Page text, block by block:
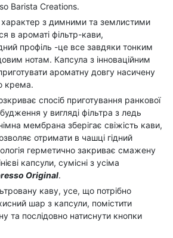
Barista Creations.
з димними та землистими
в ароматі фільтр-кави,
профіль -це все завдяки тонким
нотам. Капсула з інноваційним
ароматну довгу насичену
крема.
спосіб приготування ранкової
у вигляді фільтра з ледь
мембрана зберігає свіжість кави,
отримати в чашці гідний
герметично закриває смажену
капсули, сумісні з усіма
Original.
каву, усе, що потрібно
шар з капсули, помістити
та послідовно натиснути кнопки